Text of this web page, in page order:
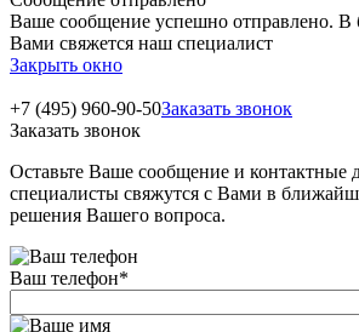
Ваше сообщение успешно отправлено. В
Вами свяжется наш специалист
Закрыть окно
+7 (495) 960-90-50Заказать звонок
Заказать звонок
Оставьте Ваше сообщение и контактные
специалисты свяжутся с Вами в
решения Вашего вопроса.
Ваш телефон*